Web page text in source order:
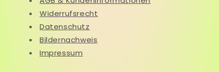
Widerrufsrecht
Datenschutz
Bildernachweis
Impressum